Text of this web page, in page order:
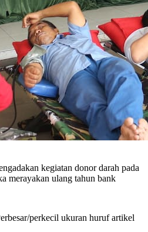
kegiatan donor darah pada
merayakan ulang tahun bank
perkecil ukuran huruf artikel